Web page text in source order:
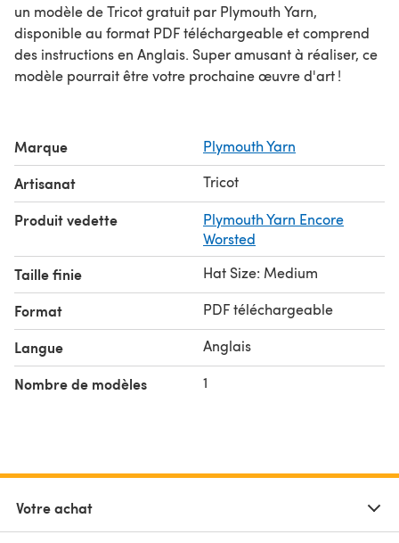
un modèle de Tricot gratuit par Plymouth Yarn,
disponible au format PDF téléchargeable et comprend
des instructions en Anglais. Super amusant à réaliser, ce
modèle pourrait être votre prochaine œuvre d'art !
Marque Plymouth Yarn
Artisanat Tricot
Produit vedette
Plymouth Yarn Encore
Worsted
Taille finie Hat Size: Medium
Format PDF téléchargeable
Langue Anglais
Nombre de modèles 1
Votre achat